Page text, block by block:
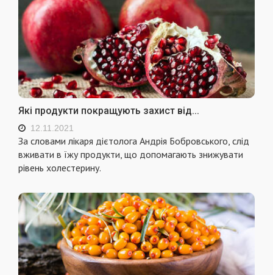
Які продукти покращують захист від...
12.11.2021
За словами лікаря дієтолога Андрія Бобровського, слід
вживати в їжу продукти, що допомагають знижувати
рівень холестерину.